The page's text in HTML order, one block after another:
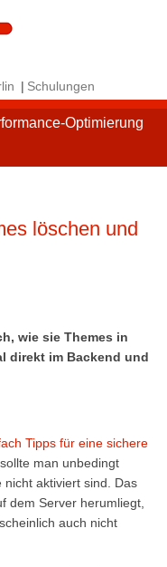
Schulungen
Optimierung
löschen und
wie sie Themes in
direkt im Backend und
Tipps für eine sichere
man unbedingt
aktiviert sind. Das
dem Server herumliegt,
auch nicht